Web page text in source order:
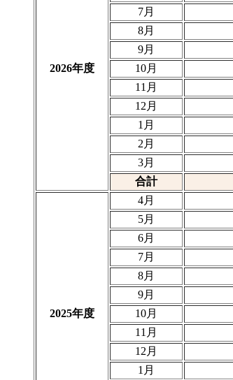
2026年度
7月
8月
9月
10月
11月
12月
1月
2月
3月
合計
2025年度
4月
5月
6月
7月
8月
9月
10月
11月
12月
1月